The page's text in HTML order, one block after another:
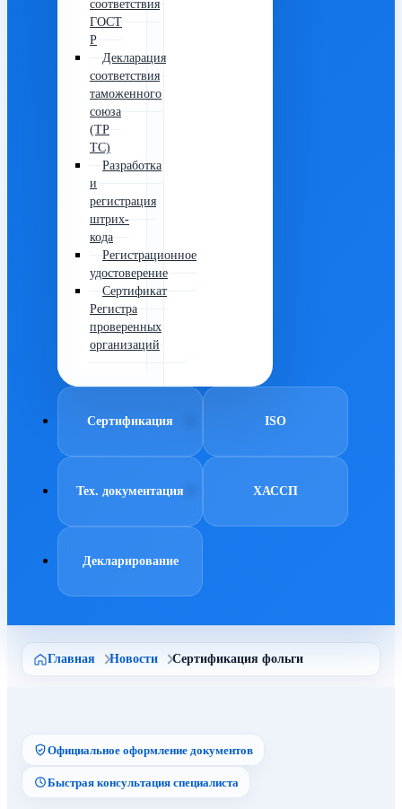
соответствия
ГОСТ
Р
Декларация
соответствия
таможенного
союза
(ТР
ТС)
Разработка
и
регистрация
штрих-
кода
Регистрационное
удостоверение
Сертификат
Регистра
проверенных
организаций
Сертификация ISO
Тех. документация ХАССП
Декларирование
Главная Новости Сертификация фольги
Официальное оформление документов
Быстрая консультация специалиста